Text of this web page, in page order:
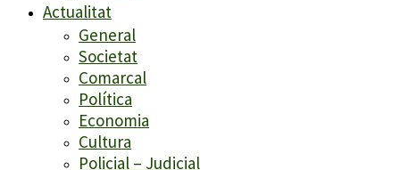
Actualitat
General
Societat
Comarcal
Política
Economia
Cultura
Policial – Judicial